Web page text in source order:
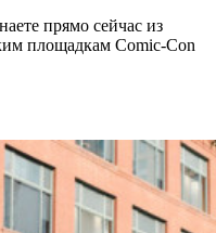
прямо сейчас из
площадкам Comic-Con